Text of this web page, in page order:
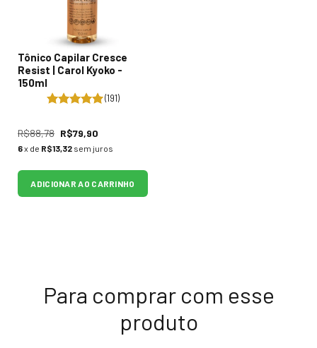
Tônico Capilar Cresce
Resist | Carol Kyoko -
150ml
(191)
R$88,78 R$79,90
6x de R$13,32 sem juros
ADICIONAR AO CARRINHO
Para comprar com esse
produto